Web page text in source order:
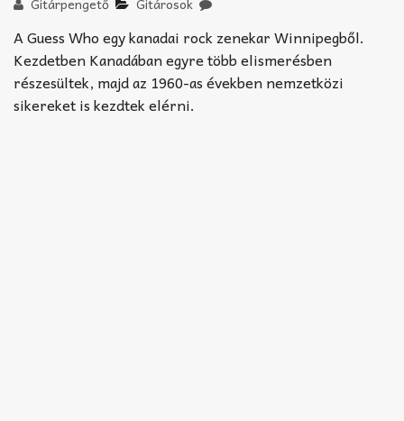
TABok
Improvizáció
A Guess Who egy kanadai rock zenekar Winnipegből.
Kezdetben Kanadában egyre több elismerésben
részesültek, majd az 1960-as években nemzetközi
sikereket is kezdtek elérni.